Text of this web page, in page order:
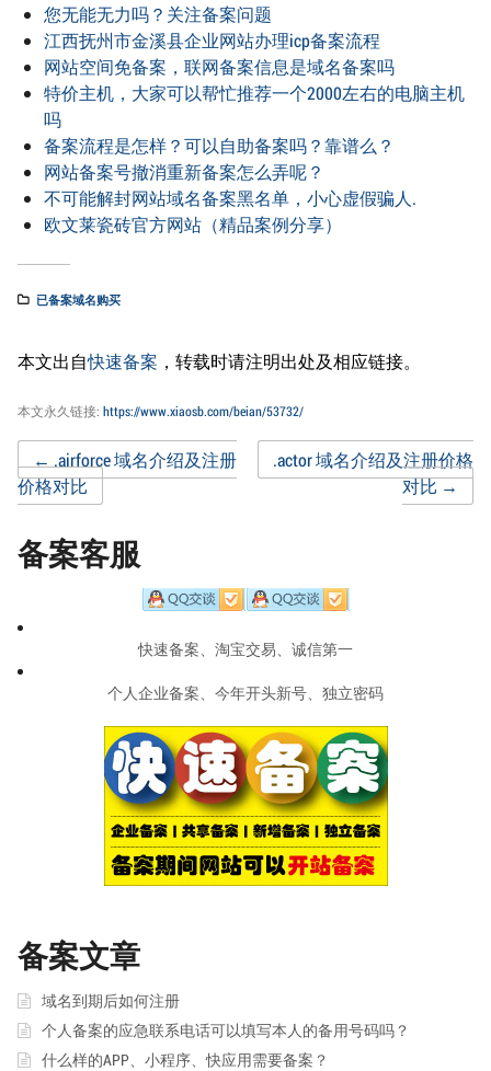
您无能无力吗？关注备案问题
江西抚州市金溪县企业网站办理icp备案流程
网站空间免备案，联网备案信息是域名备案吗
特价主机，大家可以帮忙推荐一个2000左右的电脑主机
吗
备案流程是怎样？可以自助备案吗？靠谱么？
网站备案号撤消重新备案怎么弄呢？
不可能解封网站域名备案黑名单，小心虚假骗人.
欧文莱瓷砖官方网站（精品案例分享）
已备案域名购买
本文出自快速备案 ，转载时请注明出处及相应链接。
本文永久链接: https://www.xiaosb.com/beian/53732/
Post
navigation
← .airforce 域名介绍及注册
价格对比
.actor 域名介绍及注册价格
对比→
备案客服
快速备案、淘宝交易、诚信第一
个人企业备案、今年开头新号、独立密码
备案文章
域名到期后如何注册
个人备案的应急联系电话可以填写本人的备用号码吗？
什么样的APP、小程序、快应用需要备案？